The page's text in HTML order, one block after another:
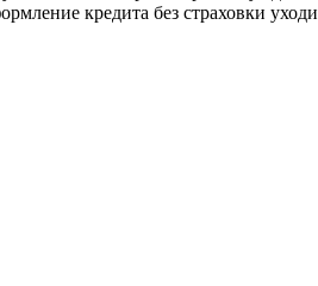
кредита без страховки